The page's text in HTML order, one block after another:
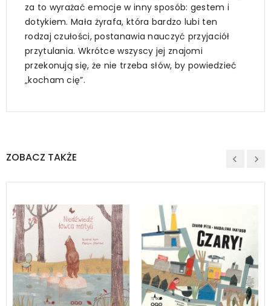
za to wyrażać emocje w inny sposób: gestem i
dotykiem. Mała żyrafa, która bardzo lubi ten
rodzaj czułości, postanawia nauczyć przyjaciół
przytulania. Wkrótce wszyscy jej znajomi
przekonują się, że nie trzeba słów, by powiedzieć
„kocham cię”.
ZOBACZ TAKŻE